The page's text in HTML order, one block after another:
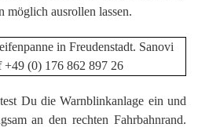
möglich ausrollen lassen.
Du die Warnblinkanlage ein und
an den rechten Fahrbahnrand.